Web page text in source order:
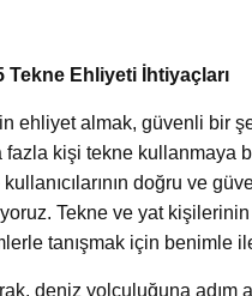
Tekne Ehliyeti İhtiyaçları
ehliyet almak, güvenli bir
fazla kişi tekne kullanmaya
doğru ve
Tekne ve yat
tanışmak için benimle
deniz yolculuğuna adım